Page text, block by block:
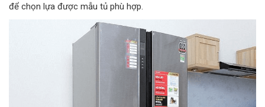
để chọn lựa được mẫu tủ phù hợp.